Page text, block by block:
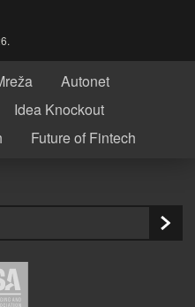
Autonet
Idea Knockout
Future of Fintech